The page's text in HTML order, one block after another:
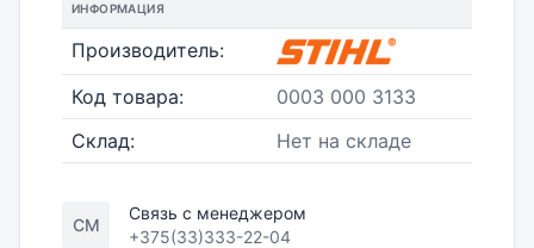
ИНФОРМАЦИЯ
Производитель:
Код товара:
0003 000 3133
Склад:
Нет на складе
СМ
Связь с менеджером
+375(33)333-22-04